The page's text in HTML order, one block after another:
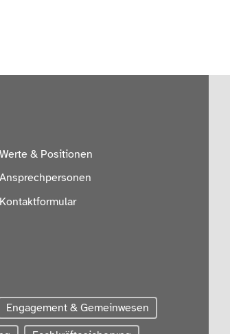
Werte & Positionen
Ansprechpersonen
Kontaktformular
Engagement & Gemeinwesen